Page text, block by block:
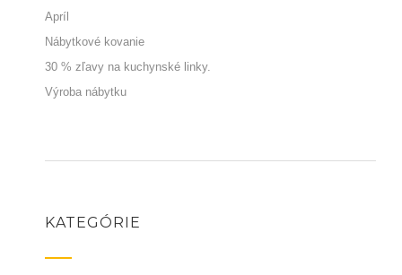
Apríl
Nábytkové kovanie
30 % zľavy na kuchynské linky.
Výroba nábytku
KATEGÓRIE